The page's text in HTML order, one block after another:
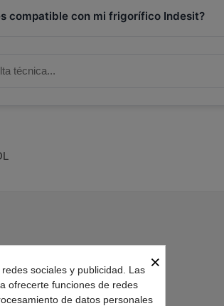
compatible con mi frigorífico Indesit?
×
sociales y publicidad. Las
ofrecerte funciones de redes
de datos personales